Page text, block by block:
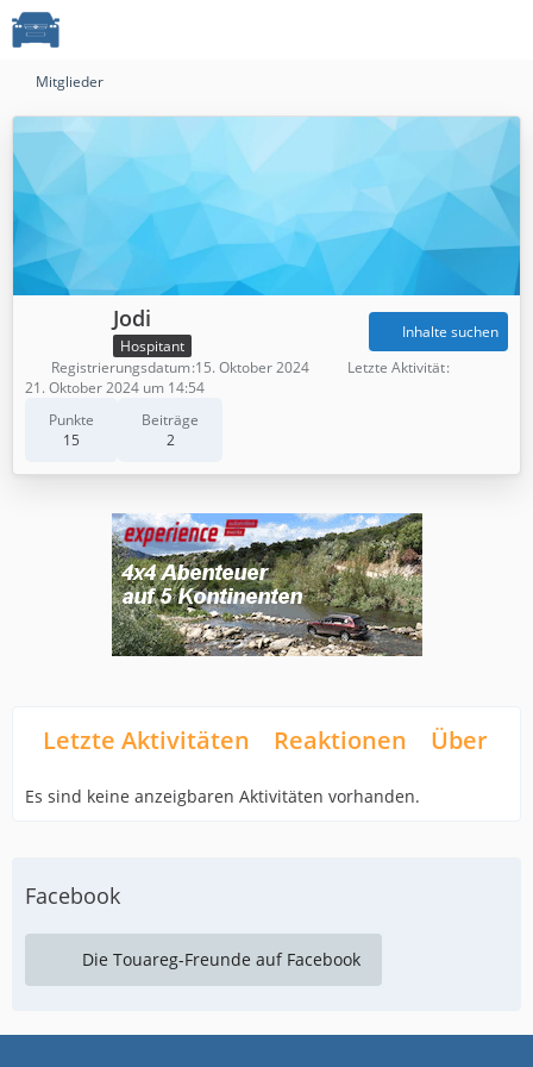
Mitglieder
Jodi
Hospitant
Punkte
15
Beiträge
2
Inhalte suchen
Registrierungsdatum 15. Oktober 2024
Letzte Aktivität
21. Oktober 2024 um 14:54
Letzte Aktivitäten Reaktionen Über
Es sind keine anzeigbaren Aktivitäten vorhanden.
Facebook
Die Touareg-Freunde auf Facebook